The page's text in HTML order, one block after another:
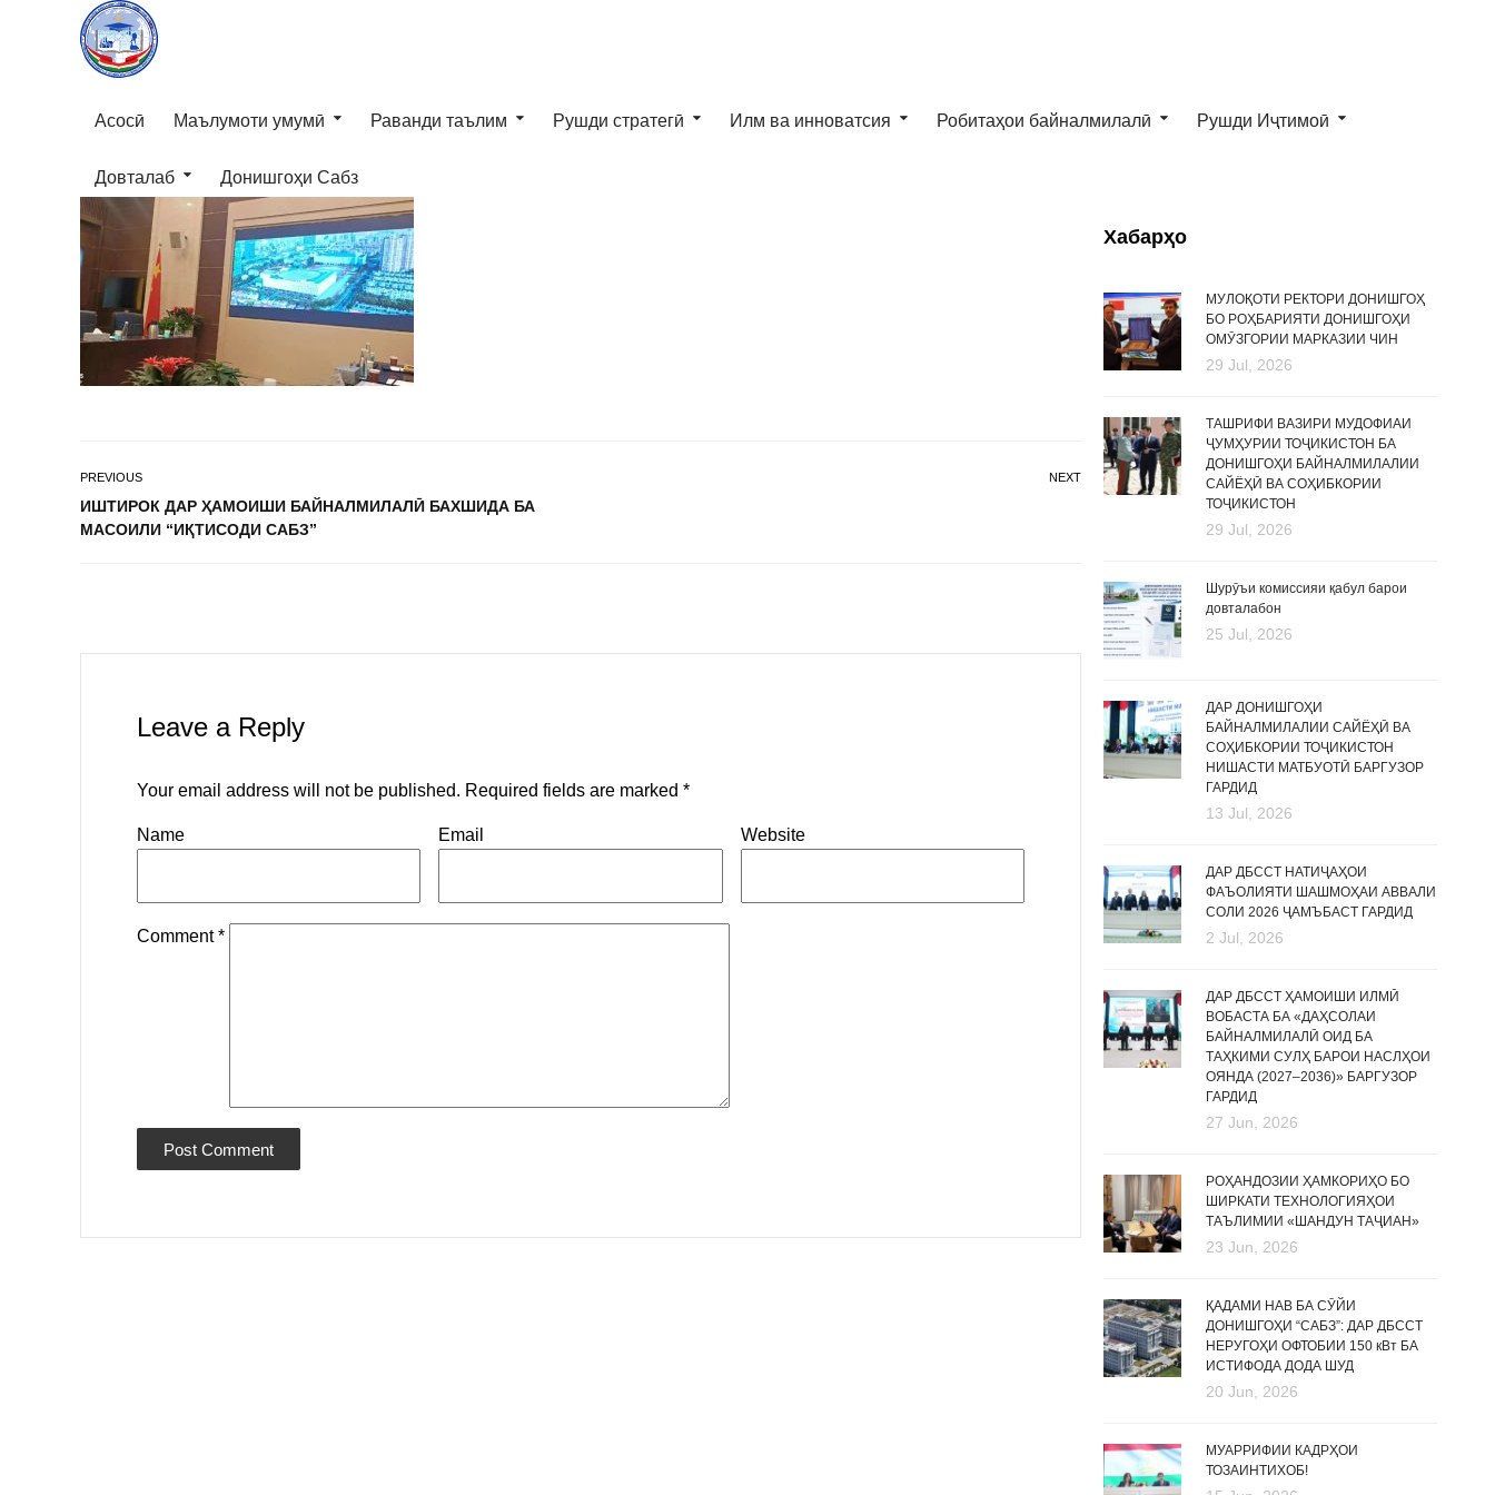
Асосӣ Маълумоти умумӣ Раванди таълим Рушди стратегӣ Илм ва инноватсия Робитаҳои байналмилалӣ Рушди Иҷтимоӣ
Довталаб Донишгоҳи Сабз
PREVIOUS
ИШТИРОК ДАР ҲАМОИШИ БАЙНАЛМИЛАЛӢ БАХШИДА БА
МАСОИЛИ “ИҚТИСОДИ САБЗ”
NEXT
Leave a Reply
Your email address will not be published. Required fields are marked *
Name Email Website
Comment*
Хабарҳо
МУЛОҚОТИ РЕКТОРИ ДОНИШГОҲ
БО РОҲБАРИЯТИ ДОНИШГОҲИ
ОМӮЗГОРИИ МАРКАЗИИ ЧИН
29 Jul, 2026
ТАШРИФИ ВАЗИРИ МУДОФИАИ
ҶУМҲУРИИ ТОҶИКИСТОН БА
ДОНИШГОҲИ БАЙНАЛМИЛАЛИИ
САЙЁҲӢ ВА СОҲИБКОРИИ
ТОҶИКИСТОН
29 Jul, 2026
Шурӯъи комиссияи қабул барои
довталабон
25 Jul, 2026
ДАР ДОНИШГОҲИ
БАЙНАЛМИЛАЛИИ САЙЁҲӢ ВА
СОҲИБКОРИИ ТОҶИКИСТОН
НИШАСТИ МАТБУОТӢ БАРГУЗОР
ГАРДИД
13 Jul, 2026
ДАР ДБССТ НАТИҶАҲОИ
ФАЪОЛИЯТИ ШАШМОҲАИ АВВАЛИ
СОЛИ 2026 ҶАМЪБАСТ ГАРДИД
2 Jul, 2026
ДАР ДБССТ ҲАМОИШИ ИЛМӢ
ВОБАСТА БА «ДАҲСОЛАИ
БАЙНАЛМИЛАЛӢ ОИД БА
ТАҲКИМИ СУЛҲ БАРОИ НАСЛҲОИ
ОЯНДА (2027–2036)» БАРГУЗОР
ГАРДИД
27 Jun, 2026
РОҲАНДОЗИИ ҲАМКОРИҲО БО
ШИРКАТИ ТЕХНОЛОГИЯҲОИ
ТАЪЛИМИИ «ШАНДУН ТАҶИАН»
23 Jun, 2026
ҚАДАМИ НАВ БА СӮЙИ
ДОНИШГОҲИ “САБЗ”: ДАР ДБССТ
НЕРУГОҲИ ОФТОБИИ 150 кВт БА
ИСТИФОДА ДОДА ШУД
20 Jun, 2026
МУАРРИФИИ КАДРҲОИ
ТОЗАИНТИХОБ!